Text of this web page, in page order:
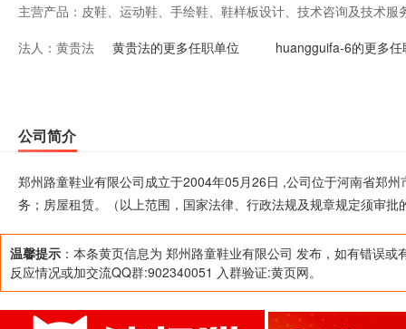
主营产品： 皮鞋、运动鞋、手绘鞋、鞋样板设计、技术咨询及技术
律、行政法规及规章规定须审批的项目除外）
法人： 黄贵法 黄贵法的更多任职单位 huangguifa-6的更多任
公司简介
郑州路童鞋业有限公司成立于2004年05月26日 ,公司位于河南省郑
务；房屋租赁。（以上范围，国家法律、行政法规及规章规定须审批
温馨提示 ：本条黄页信息为 郑州路童鞋业有限公司 发布，如有错误或
反应情况或加交流QQ群:902340051 入群验证:黄页网。